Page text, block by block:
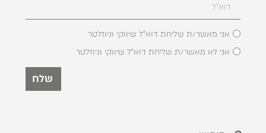
אני מאשר/ת שליחת דוא"ל שיווקי וניוזלטר
אני לא מאשר/ת שליחת דוא"ל שיווקי וניוזלטר
שלח